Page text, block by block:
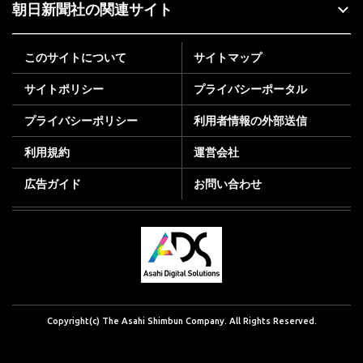
朝日新聞社の関連サイト
このサイトについて サイトマップ
サイトポリシー プライバシーポータル
プライバシーポリシー 利用者情報の外部送信
利用規約 運営会社
広告ガイド お問い合わせ
Copyright(c) The Asahi Shimbun Company. All Rights Reserved.